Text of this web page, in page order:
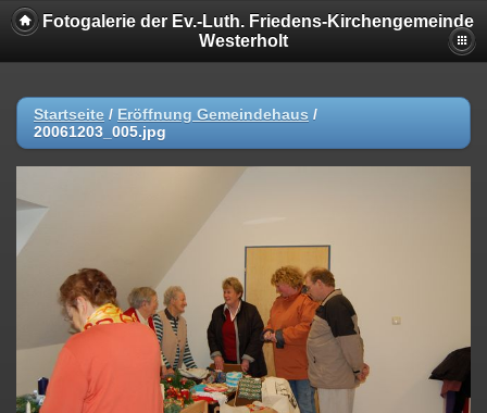
Fotogalerie der Ev.-Luth. Friedens-Kirchengemeinde
Westerholt
Startseite / Eröffnung Gemeindehaus /
20061203_005.jpg